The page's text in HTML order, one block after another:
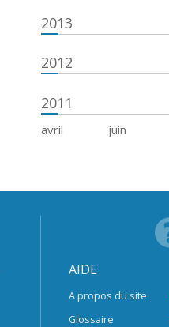
2013
2012
2011
avril juin
AIDE
A propos du site
Glossaire